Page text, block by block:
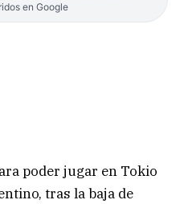
en Google
poder jugar en Tokio
tras la baja de